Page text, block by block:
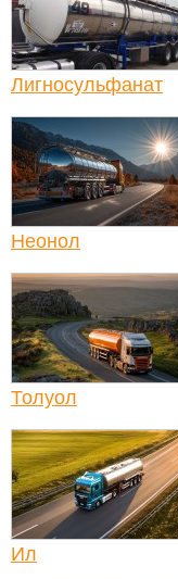
Лигносульфанат
Неонол
Толуол
Ил